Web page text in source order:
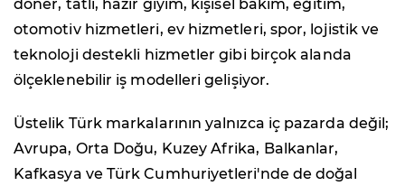
döner, tatlı, hazır giyim, kişisel bakım, eğitim,
otomotiv hizmetleri, ev hizmetleri, spor, lojistik ve
teknoloji destekli hizmetler gibi birçok alanda
ölçeklenebilir iş modelleri gelişiyor.
Üstelik Türk markalarının yalnızca iç pazarda değil;
Avrupa, Orta Doğu, Kuzey Afrika, Balkanlar,
Kafkasya ve Türk Cumhuriyetleri'nde de doğal